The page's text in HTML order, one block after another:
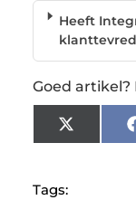
Heeft
Goed artikel?
X
(Twitter)
Tags: